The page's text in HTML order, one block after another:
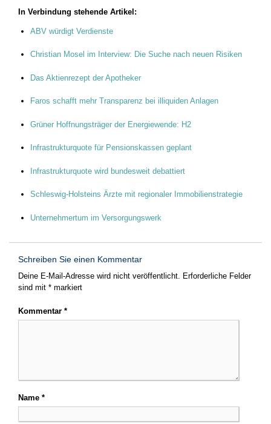
In Verbindung stehende Artikel:
ABV würdigt Verdienste
Christian Mosel im Interview: Die Suche nach neuen Risiken
Das Aktienrezept der Apotheker
Faros schafft mehr Transparenz bei illiquiden Anlagen
Grüner Hoffnungsträger der Energiewende: H2
Infrastrukturquote für Pensionskassen geplant
Infrastrukturquote wird bundesweit debattiert
Schleswig-Holsteins Ärzte mit regionaler Immobilienstrategie
Unternehmertum im Versorgungswerk
Schreiben Sie einen Kommentar
Deine E-Mail-Adresse wird nicht veröffentlicht. Erforderliche Felder
sind mit * markiert
Kommentar *
Name *